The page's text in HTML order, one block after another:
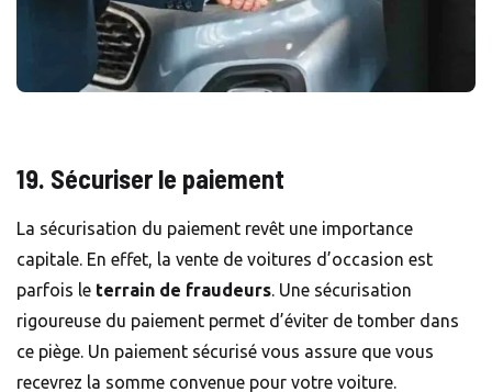
19. Sécuriser le paiement
La sécurisation du paiement revêt une importance
capitale. En effet, la vente de voitures d’occasion est
parfois le terrain de fraudeurs. Une sécurisation
rigoureuse du paiement permet d’éviter de tomber dans
ce piège. Un paiement sécurisé vous assure que vous
recevrez la somme convenue pour votre voiture.